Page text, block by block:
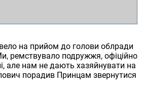
на прийом до голови облради
ремствувало подружжя, офіційно
але нам не дають хазяйнувати на
порадив Принцам звернутися